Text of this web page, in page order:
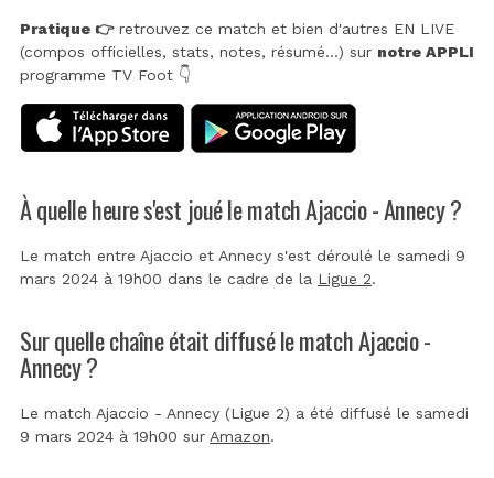
Pratique 👉retrouvez ce match et bien d'autres EN LIVE
(compos officielles, stats, notes, résumé...) sur notre APPLI
programme TV Foot 👇
À quelle heure s'est joué le match Ajaccio - Annecy ?
Le match entre Ajaccio et Annecy s'est déroulé le samedi 9
mars 2024 à 19h00 dans le cadre de la Ligue 2.
Sur quelle chaîne était diffusé le match Ajaccio -
Annecy ?
Le match Ajaccio - Annecy (Ligue 2) a été diffusé le samedi
9 mars 2024 à 19h00 sur Amazon.